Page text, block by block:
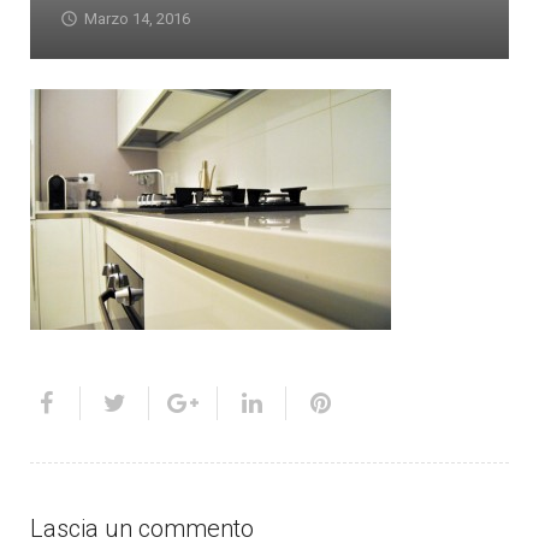
PARTNER
CONTATTI
Marzo 14, 2016
Lascia un commento